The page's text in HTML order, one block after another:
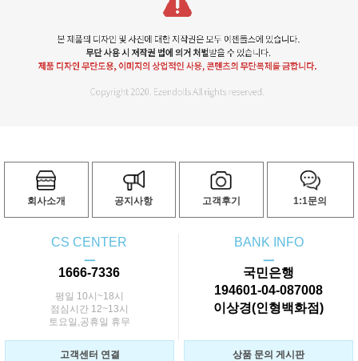
회사소개 공지사항 고객후기 1:1문의
CS CENTER
ㅡ
1666-7336
평일 10시~18시
점심시간 12~13시
토요일,공휴일 휴무
BANK INFO
ㅡ
국민은행
194601-04-087008
이상경(인형백화점)
고객센터 연결 상품 문의 게시판